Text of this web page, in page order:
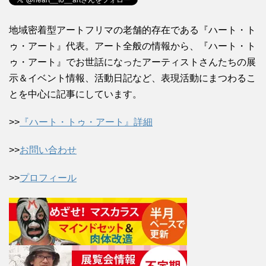
地域密着型アートフリマの老舗的存在である『ハート・ト
ゥ・アート』代表。アート全般の情報から、『ハート・ト
ゥ・アート』でお世話になったアーティストさんたちの展
示＆イベント情報、活動日記など、表現活動にまつわるこ
とを中心に記事にしています。
>> 『ハート・トゥ・アート』詳細
>>お問い合わせ
>>プロフィール